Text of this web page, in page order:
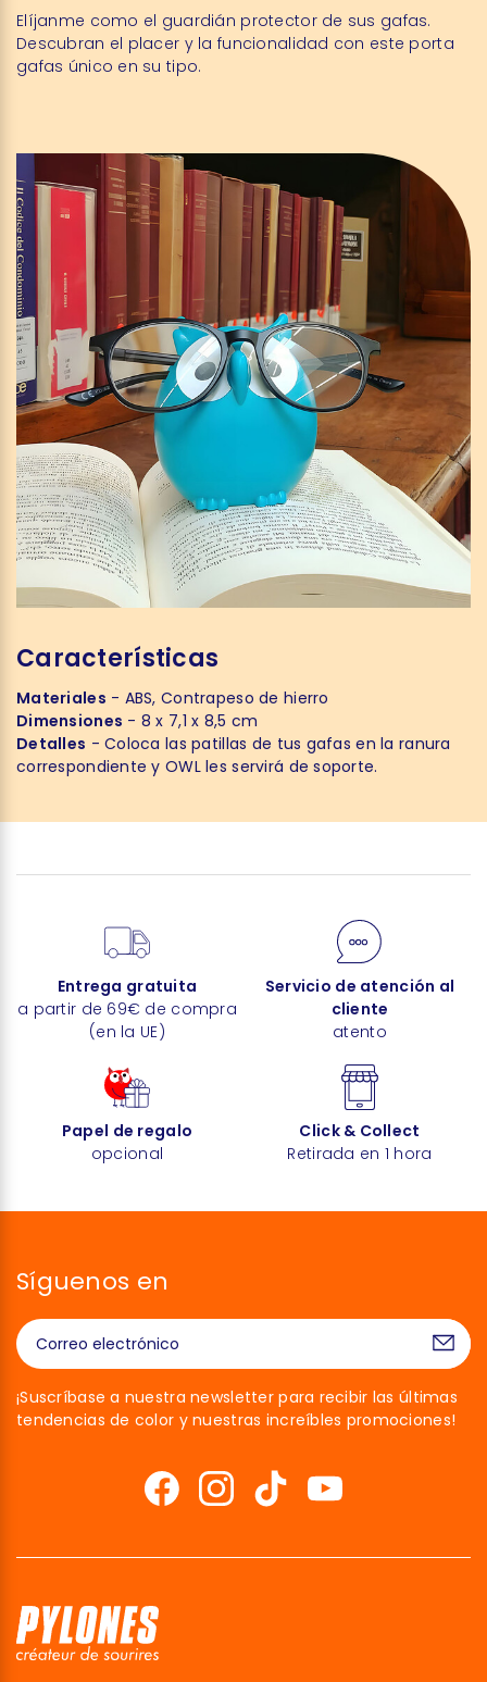
Elíjanme como el guardián protector de sus gafas.
Descubran el placer y la funcionalidad con este porta
gafas único en su tipo.
Características
Materiales - ABS, Contrapeso de hierro
Dimensiones - 8 x 7,1 x 8,5 cm
Detalles - Coloca las patillas de tus gafas en la ranura
correspondiente y OWL les servirá de soporte.
Entrega gratuita
a partir de 69€ de compra
(en la UE)
Servicio de atención al
cliente
atento
Papel de regalo
opcional
Click & Collect
Retirada en 1 hora
Síguenos en
¡Suscríbase a nuestra newsletter para recibir las últimas
tendencias de color y nuestras increíbles promociones!